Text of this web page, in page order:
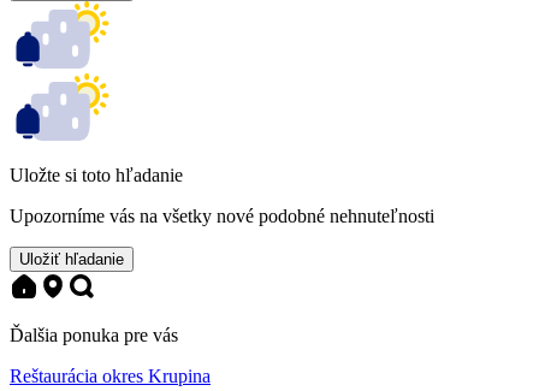
Uložte si toto hľadanie
Upozorníme vás na všetky nové podobné nehnuteľnosti
Uložiť hľadanie
Ďalšia ponuka pre vás
Reštaurácia okres Krupina